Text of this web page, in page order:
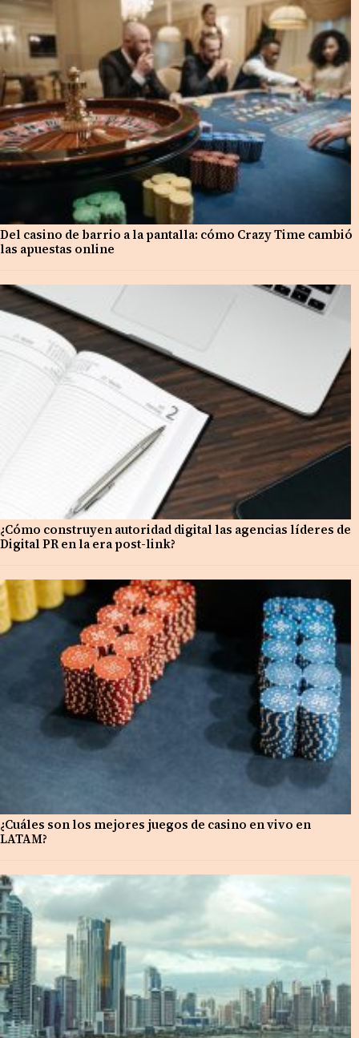
Del casino de barrio a la pantalla: cómo Crazy Time cambió
las apuestas online
¿Cómo construyen autoridad digital las agencias líderes de
Digital PR en la era post-link?
¿Cuáles son los mejores juegos de casino en vivo en
LATAM?